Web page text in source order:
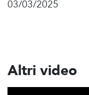
03/03/2025
Altri video